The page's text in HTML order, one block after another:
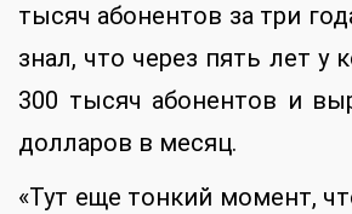
тысяч абонентов за три
знал, что через пять лет у
300 тысяч абонентов и
долларов в месяц.
«Тут еще тонкий момент,